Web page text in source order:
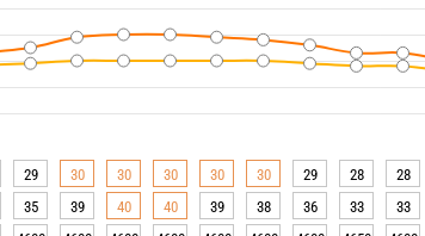
29 30 30 30 30 30 29 28 28
35 39 40 40 39 38 36 33 33